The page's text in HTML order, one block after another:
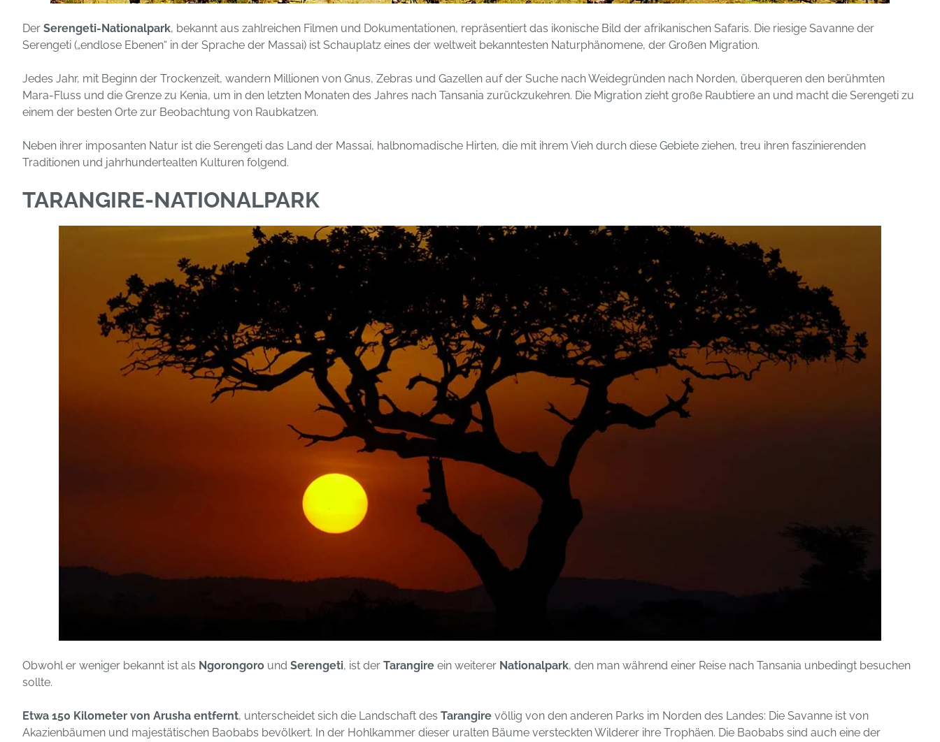
Der Serengeti-Nationalpark, bekannt aus zahlreichen Filmen und Dokumentationen, repräsentiert das ikonische Bild der afrikanischen Safaris. Die riesige Savanne der
Serengeti („endlose Ebenen“ in der Sprache der Massai) ist Schauplatz eines der weltweit bekanntesten Naturphänomene, der Großen Migration.
Jedes Jahr, mit Beginn der Trockenzeit, wandern Millionen von Gnus, Zebras und Gazellen auf der Suche nach Weidegründen nach Norden, überqueren den berühmten
Mara-Fluss und die Grenze zu Kenia, um in den letzten Monaten des Jahres nach Tansania zurückzukehren. Die Migration zieht große Raubtiere an und macht die Serengeti zu
einem der besten Orte zur Beobachtung von Raubkatzen.
Neben ihrer imposanten Natur ist die Serengeti das Land der Massai, halbnomadische Hirten, die mit ihrem Vieh durch diese Gebiete ziehen, treu ihren faszinierenden
Traditionen und jahrhundertealten Kulturen folgend.
TARANGIRE-NATIONALPARK
Obwohl er weniger bekannt ist als Ngorongoro und Serengeti, ist der Tarangire ein weiterer Nationalpark, den man während einer Reise nach Tansania unbedingt besuchen
sollte.
Etwa 150 Kilometer von Arusha entfernt, unterscheidet sich die Landschaft des Tarangire völlig von den anderen Parks im Norden des Landes: Die Savanne ist von
Akazienbäumen und majestätischen Baobabs bevölkert. In der Hohlkammer dieser uralten Bäume versteckten Wilderer ihre Trophäen. Die Baobabs sind auch eine der